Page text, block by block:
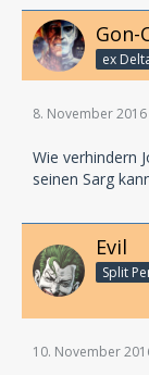
Gon-
ex
8. November 2016
Wie verhindern
seinen Sarg
Evil
Split
10. November